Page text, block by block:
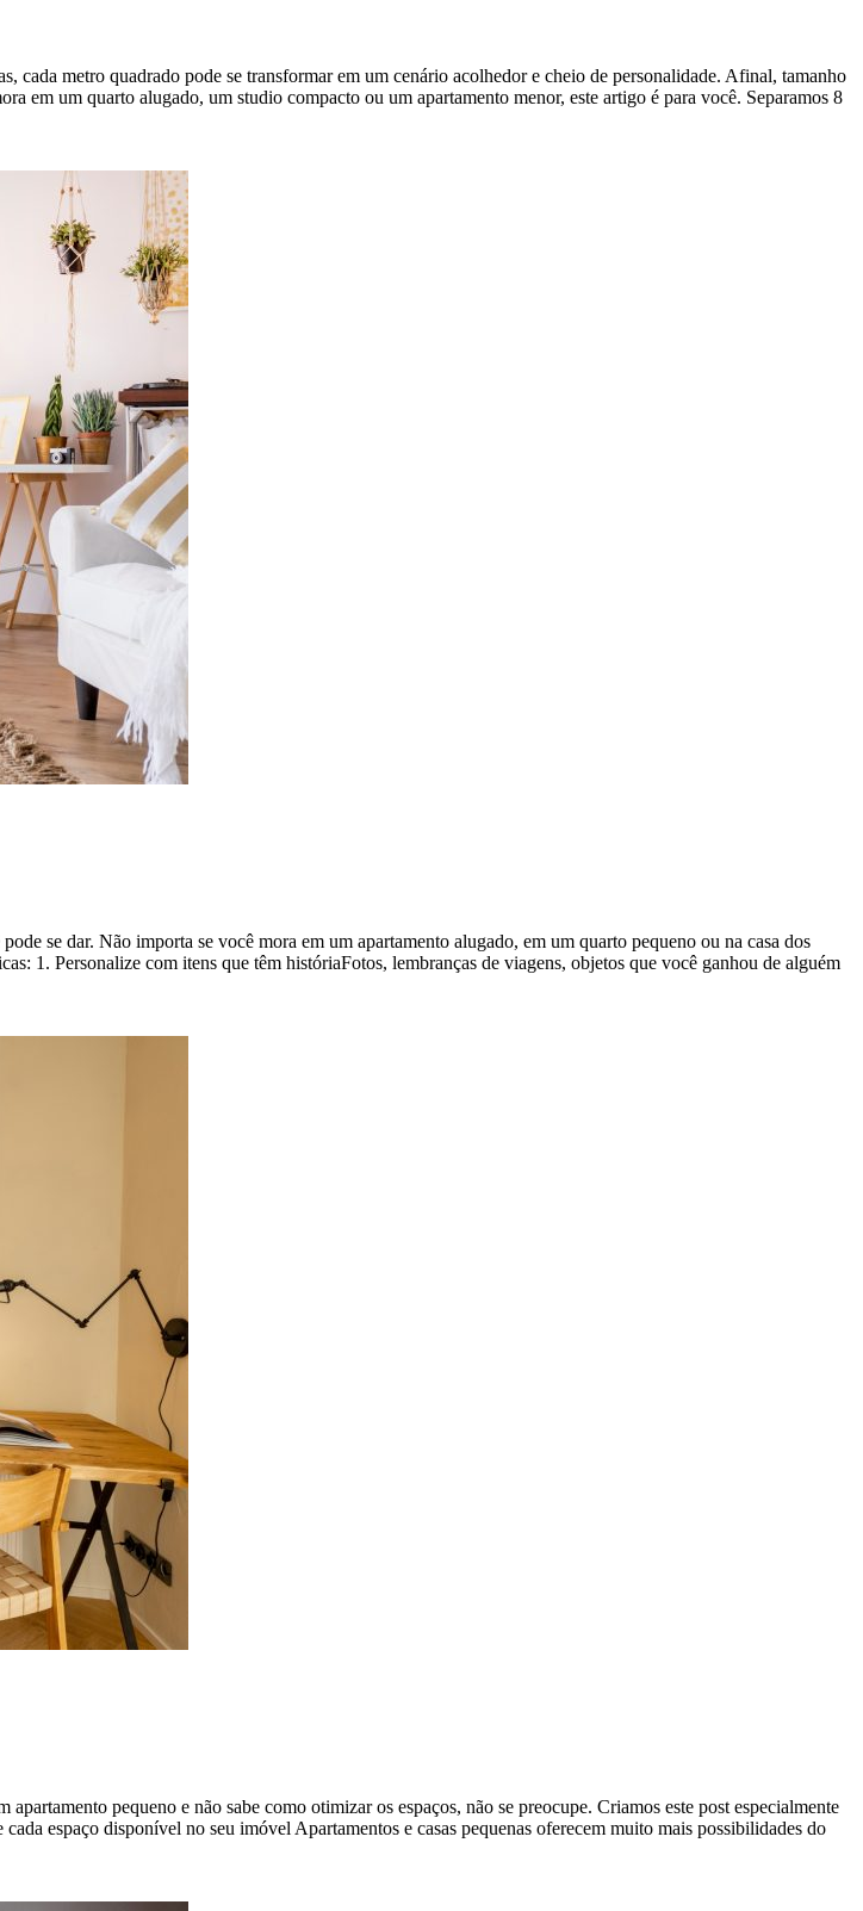
cada metro quadrado pode se transformar em um cenário acolhedor e cheio de personalidade. Afinal, tamanho
um quarto alugado, um studio compacto ou um apartamento menor, este artigo é para você. Separamos 8
se dar. Não importa se você mora em um apartamento alugado, em um quarto pequeno ou na casa dos
1. Personalize com itens que têm históriaFotos, lembranças de viagens, objetos que você ganhou de alguém
pequeno e não sabe como otimizar os espaços, não se preocupe. Criamos este post especialmente
espaço disponível no seu imóvel Apartamentos e casas pequenas oferecem muito mais possibilidades do